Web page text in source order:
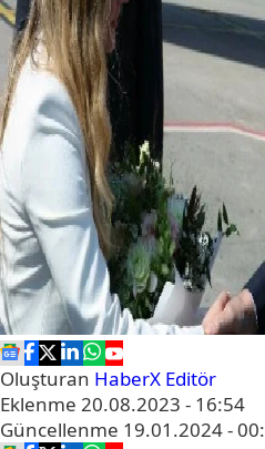
Oluşturan HaberX Editör
Eklenme 20.08.2023 - 16:54
Güncellenme 19.01.2024 -